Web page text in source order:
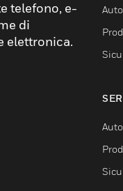
telefono, e-
di
elettronica.